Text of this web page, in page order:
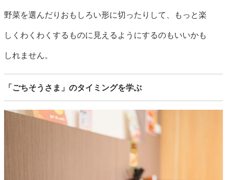
野菜を選んだりおもしろい形に切ったりして、もっと楽
しくわくわくするものに見えるようにするのもいいかも
しれません。
「ごちそうさま」のタイミングを学ぶ